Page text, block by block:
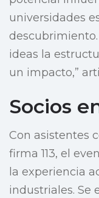
universidades
ideas la
un impacto,”
Socios
Con asistentes
firma 113, el
la experiencia
industriales. Se